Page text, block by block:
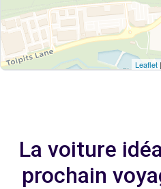
Leaflet
La voiture
prochain